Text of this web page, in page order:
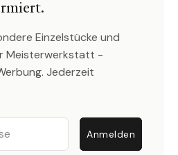
Einzelstücke und
Meisterwerkstatt -
Jederzeit
Anmelden